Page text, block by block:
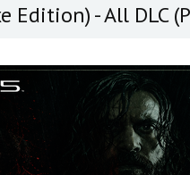
Edition) - All DLC